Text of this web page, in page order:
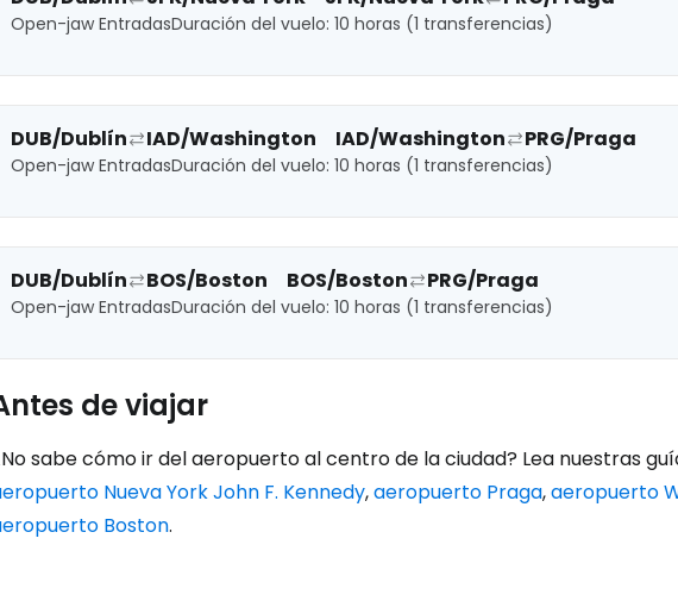
Open-jaw EntradasDuración del vuelo: 10 horas (1 transferencias)
DUB/Dublín IAD/Washington IAD/Washington PRG/Praga
Open-jaw EntradasDuración del vuelo: 10 horas (1 transferencias)
DUB/Dublín BOS/Boston BOS/Boston PRG/Praga
Open-jaw EntradasDuración del vuelo: 10 horas (1 transferencias)
de viajar
sabe cómo ir del aeropuerto al centro de la ciudad? Lea nuestras
Nueva York John F. Kennedy,aeropuerto Praga,aeropuerto
Boston.